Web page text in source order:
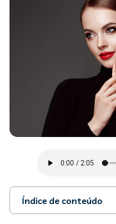
Índice de conteúdo
1. Veja o que deve estar no